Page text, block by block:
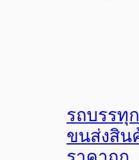
รถบรรทุ
ขนส่งสิน